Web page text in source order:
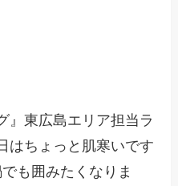
』東広島エリア担当ラ
はちょっと肌寒いです
も囲みたくなりま